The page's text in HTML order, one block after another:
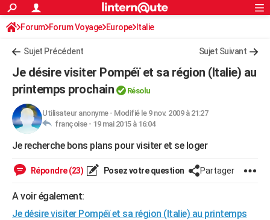
ACTUALITÉS
Politique
Société
Faits Divers
Education
Monde
Villes
+
Programme TV
Streaming
Cinéma
Sorties cinéma
Musique
FINANCE
Retraite
Impôts
Epargne
Immobilier
Risques naturels par ville
Banque
Assurance
Crédit
AUTO
Essais
Réserver un essai
Citadines
Berlines
SUV
Forum auto
HIGH-TECH
Guides de France
Escapades
Patrimoine
Expositions
Musées
Week-end nature
LIFESTYLE
S'inscrire
Connexion
Forum Forum Voyage Europe Italie
Sujet Précédent Sujet Suivant
Je désire visiter Pompéï et sa région (Italie) au
printemps prochain
Résolu
Utilisateur anonyme- Modifié le 9 nov. 2009 à 21:27
françoise - 19 mai 2015 à 16:04
Je recherche bons plans pour visiter et se loger
Répondre (23) Posez votre question Partager
A voir également:
Je désire visiter Pompéï et sa région (Italie) au printemps